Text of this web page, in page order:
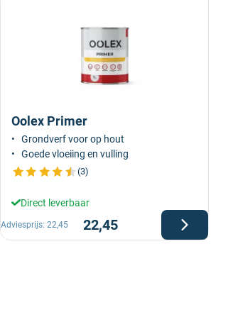
Oolex Primer
Grondverf voor op hout
Goede vloeiing en vulling
(3)
Direct leverbaar
22,45
Adviesprijs:22,45